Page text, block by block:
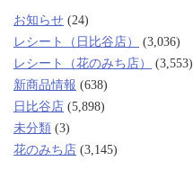
お知らせ (24)
レシート（日比谷店）
(3,036)
レシート（花のみち店）
(3,553)
新商品情報 (638)
日比谷店 (5,898)
未分類 (3)
花のみち店 (3,145)